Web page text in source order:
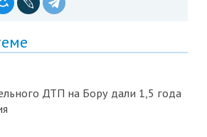
ДТП на Бору дали 1,5 года